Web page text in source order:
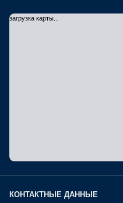
загрузка карты...
КОНТАКТНЫЕ ДАННЫЕ